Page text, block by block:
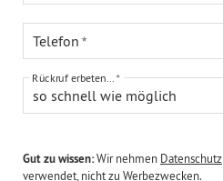
Telefon
so schnell wie möglich
Rückruf erbeten...
Gut zu wissen:Wir nehmen Datenschutz
verwendet, nicht zu Werbezwecken.